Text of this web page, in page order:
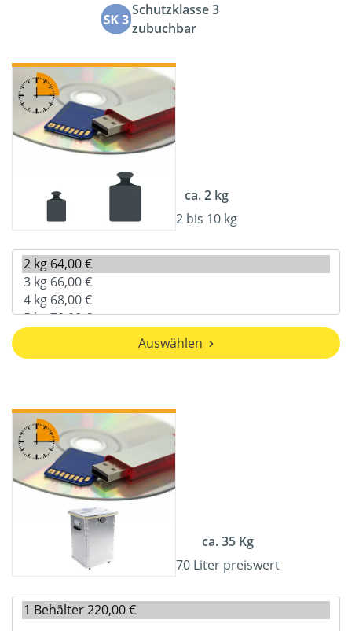
Schutzklasse 3
zubuchbar
ca. 2 kg
2 bis 10 kg
Auswählen
ca. 35 Kg
70 Liter preiswert